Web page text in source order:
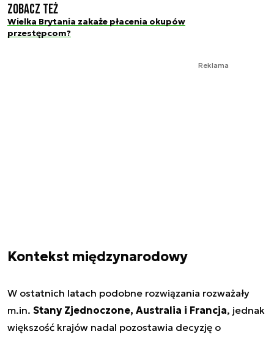
Zobacz też
Wielka Brytania zakaże płacenia okupów
przestępcom?
Reklama
Kontekst międzynarodowy
W ostatnich latach podobne rozwiązania rozważały
m.in. Stany Zjednoczone, Australia i Francja, jednak
większość krajów nadal pozostawia decyzję o